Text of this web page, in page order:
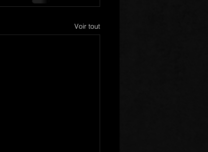
Voir tout